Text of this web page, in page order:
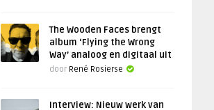
The Wooden Faces brengt
album ‘Flying the Wrong
Way’ analoog en digitaal uit
door René Rosierse
Interview: Nieuw werk van